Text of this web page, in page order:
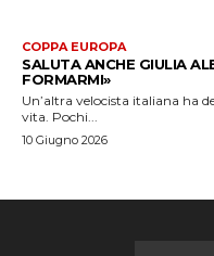
COPPA EUROPA
SALUTA ANCHE GIULIA
FORMARMI»
Un’altra velocista italiana ha
vita. Pochi...
10 Giugno 2026